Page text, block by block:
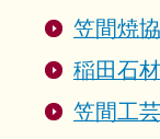
笠間焼
稲田石
笠間工